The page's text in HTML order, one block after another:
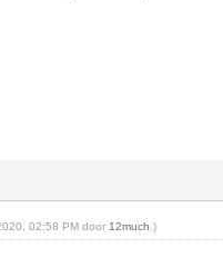
02:58 PM door 12much .)